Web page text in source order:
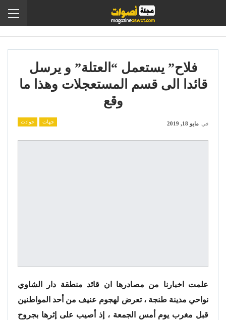
فلاح” يستعمل “العتلة” و يرسل
قائدا الى قسم المستعجلات وهذا ما
وقع
جهات حوادث في مايو 18, 2019
علمت اخبارنا من مصادرها ان قائد منطقة دار الشاوي
نواحي مدينة طنجة ، تعرض لهجوم عنيف من أحد المواطنين
قبل مغرب يوم أمس الجمعة ، إذ أصيب على إثرها بجروح